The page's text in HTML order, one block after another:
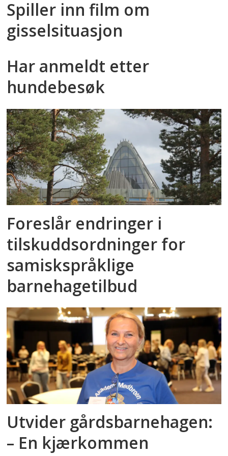
pedagogisk ledelse, Espira Casa
Musica og koordinator for Menn i
Barnehagen i Trøndelag.
Prisen ble delt ut 13. mai, under PBLs
landmøte på Gardermoen.
Spiller inn film om
gisselsituasjon
Har anmeldt etter
hundebesøk
Foreslår endringer i
tilskuddsordninger for
samiskspråklige
barnehagetilbud
Utvider gårdsbarnehagen:
– En kjærkommen